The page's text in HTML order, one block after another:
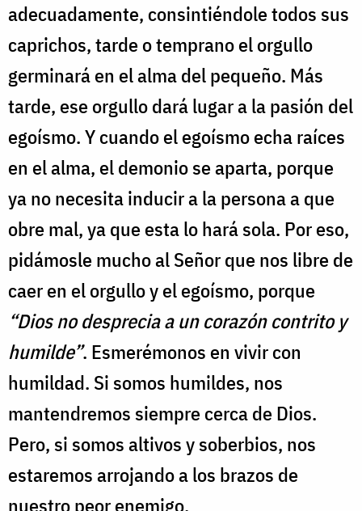
adecuadamente, consintiéndole todos sus
caprichos, tarde o temprano el orgullo
germinará en el alma del pequeño. Más
tarde, ese orgullo dará lugar a la pasión del
egoísmo. Y cuando el egoísmo echa raíces
en el alma, el demonio se aparta, porque
ya no necesita inducir a la persona a que
obre mal, ya que esta lo hará sola. Por eso,
pidámosle mucho al Señor que nos libre de
caer en el orgullo y el egoísmo, porque
“Dios no desprecia a un corazón contrito y
humilde”. Esmerémonos en vivir con
humildad. Si somos humildes, nos
mantendremos siempre cerca de Dios.
Pero, si somos altivos y soberbios, nos
estaremos arrojando a los brazos de
nuestro peor enemigo.